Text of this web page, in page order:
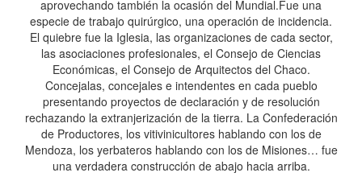
aprovechando también la ocasión del Mundial.Fue una
especie de trabajo quirúrgico, una operación de incidencia.
El quiebre fue la Iglesia, las organizaciones de cada sector,
las asociaciones profesionales, el Consejo de Ciencias
Económicas, el Consejo de Arquitectos del Chaco.
Concejalas, concejales e intendentes en cada pueblo
presentando proyectos de declaración y de resolución
rechazando la extranjerización de la tierra. La Confederación
de Productores, los vitivinicultores hablando con los de
Mendoza, los yerbateros hablando con los de Misiones… fue
una verdadera construcción de abajo hacia arriba.